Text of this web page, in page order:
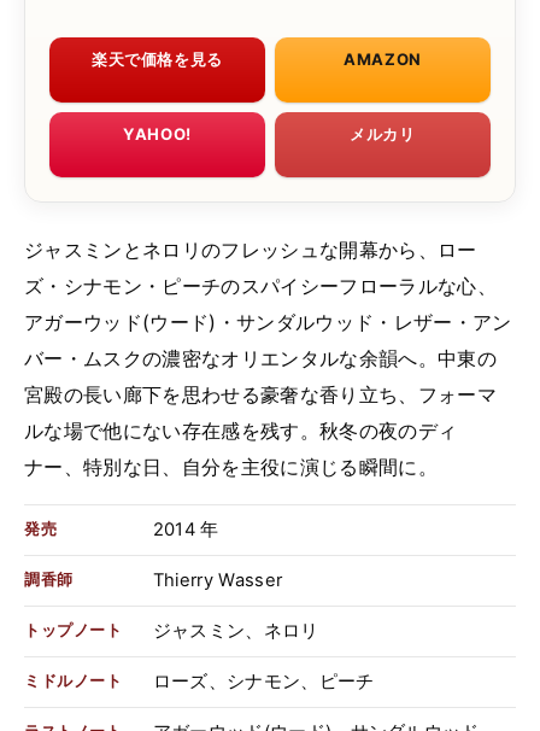
楽天で価格を見る AMAZON
YAHOO! メルカリ
ジャスミンとネロリのフレッシュな開幕から、ロー
ズ・シナモン・ピーチのスパイシーフローラルな心、
アガーウッド(ウード)・サンダルウッド・レザー・アン
バー・ムスクの濃密なオリエンタルな余韻へ。中東の
宮殿の長い廊下を思わせる豪奢な香り立ち、フォーマ
ルな場で他にない存在感を残す。秋冬の夜のディ
ナー、特別な日、自分を主役に演じる瞬間に。
発売 2014 年
調香師 Thierry Wasser
トップノート ジャスミン、ネロリ
ミドルノート ローズ、シナモン、ピーチ